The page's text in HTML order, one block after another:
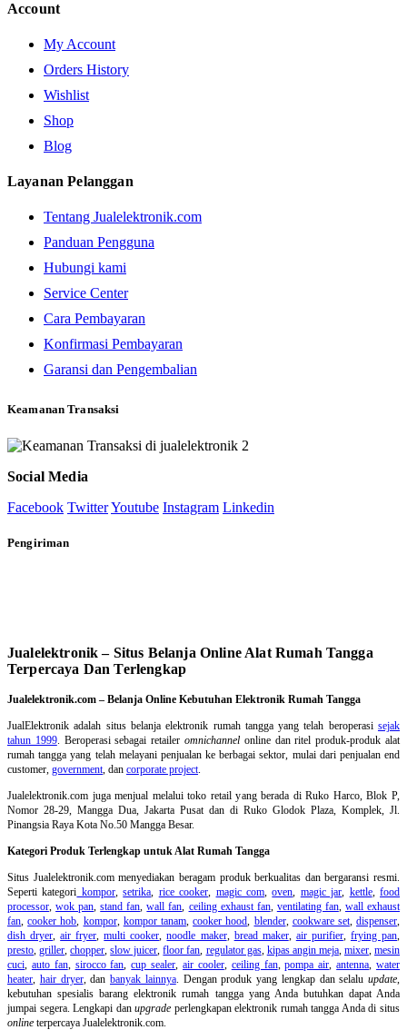
Account
My Account
Orders History
Wishlist
Shop
Blog
Layanan Pelanggan
Tentang Jualelektronik.com
Panduan Pengguna
Hubungi kami
Service Center
Cara Pembayaran
Konfirmasi Pembayaran
Garansi dan Pengembalian
Keamanan Transaksi
Social Media
Facebook TwitterYoutube Instagram Linkedin
Pengiriman
Jualelektronik – Situs Belanja Online Alat Rumah Tangga
Terpercaya Dan Terlengkap
Jualelektronik.com – Belanja Online Kebutuhan Elektronik Rumah Tangga
JualElektronik adalah situs belanja elektronik rumah tanggayang telah beroperasisejak
tahun 1999. Beroperasi sebagai retaileromnichannel online dan ritel produk-produk alat
rumah tangga yang telah melayani penjualan ke berbagai sektor, mulai dari penjualan end
customer, government, dan corporate project.
Jualelektronik.com juga menjual melalui toko retail yang berada di Ruko Harco, Blok P,
Nomor 28-29, Mangga Dua, Jakarta Pusat dan di Ruko Glodok Plaza, Komplek, Jl.
Pinangsia Raya Kota No.50 Mangga Besar.
Kategori Produk Terlengkap untuk Alat Rumah Tangga
Situs Jualelektronik.com menyediakan beragam produk berkualitas dan bergaransi resmi.
Seperti kategori kompor,setrika, rice cooker, magic com,oven, magic jar, kettle,food
processor,wok pan,stand fan,wall fan, ceiling exhaust fan, ventilating fan, wall exhaust
fan,cooker hob, kompor, kompor tanam,cooker hood, blender, cookware set,dispenser,
dish dryer,air fryer,multi cooker,noodle maker, bread maker, air purifier, frying pan,
presto,griller,chopper,slow juicer,floor fan, regulator gas, kipas angin meja, mixer,mesin
cuci, auto fan, sirocco fan,cup sealer,air cooler, ceiling fan,pompa air,antenna,water
heater, hair dryer, dan banyak lainnya. Dengan produk yang lengkap dan selalu update,
kebutuhan spesialis barang elektronik rumah tangga yang Anda butuhkan dapat Anda
jumpai segera. Lengkapi danupgrade perlengkapan elektronik rumah tangga Anda di situs
online terpercaya Jualelektronik.com.